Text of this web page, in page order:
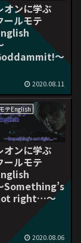
オンに学ぶ
ールモテ
〜
2020.08.11
テEnglish
オンに学ぶ
ールモテ
Something’s
right…〜
2020.08.06